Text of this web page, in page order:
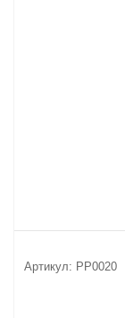
Артикул: РР0020